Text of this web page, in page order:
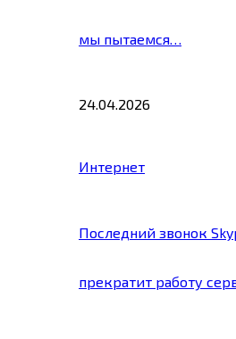
мы пытаемся…
24.04.2026
Интернет
Последний звонок
прекратит работу